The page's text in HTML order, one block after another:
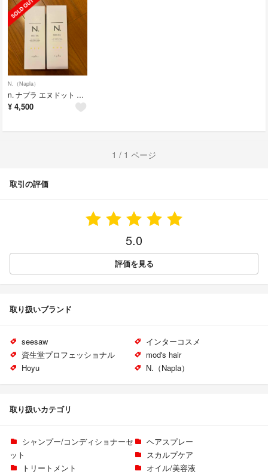
N.（Napla）
n. ナプラ エヌドット シアオイル 150ml 2本
¥ 4,500
1 / 1 ページ
取引の評価
5.0
評価を見る
取り扱いブランド
seesaw
インターコスメ
資生堂プロフェッショナル
mod's hair
Hoyu
N.（Napla）
取り扱いカテゴリ
シャンプー/コンディショナーセ
ット
ヘアスプレー
スカルプケア
トリートメント
オイル/美容液